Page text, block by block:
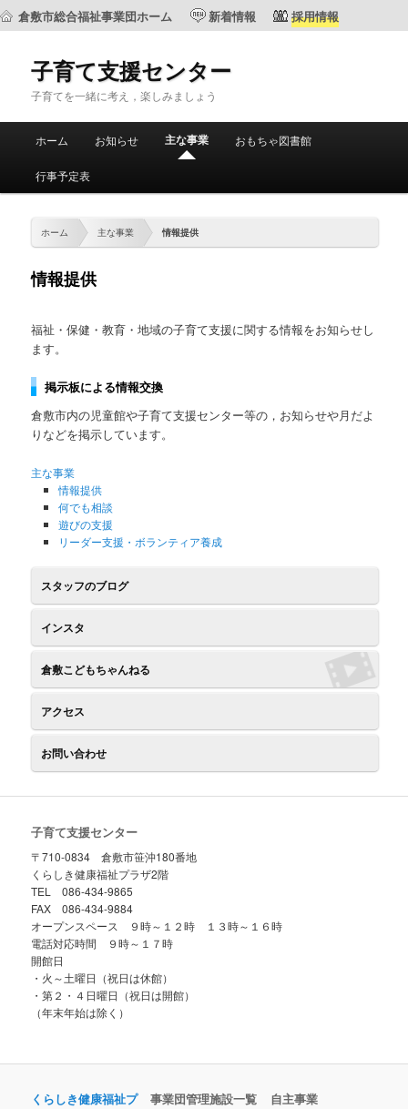
倉敷市総合福祉事業団ホーム 新着情報 採用情報
子育て支援センター
子育てを一緒に考え，楽しみましょう
メ
メ
イ
テ
ツ
移
動
サ
ブ
ン
へ
動
ホーム お知らせ 主な事業 おもちゃ図書館
行事予定表
ホーム 主な事業 情報提供
情報提供
福祉・保健・教育・地域の子育て支援に関する情報をお知らせし
ます。
掲示板による情報交換
倉敷市内の児童館や子育て支援センター等の，お知らせや月だよ
りなどを掲示しています。
主な事業
情報提供
何でも相談
遊びの支援
リーダー支援・ボランティア養成
スタッフのブログ
インスタ
倉敷こどもちゃんねる
アクセス
お問い合わせ
子育て支援センター
〒710-0834 倉敷市笹沖180番地
くらしき健康福祉プラザ2階
TEL 086-434-9865
FAX 086-434-9884
オープンスペース ９時～１２時 １３時～１６時
電話対応時間 ９時～１７時
開館日
・火～土曜日（祝日は休館）
・第２・４日曜日（祝日は開館）
（年末年始は除く）
くらしき健康福祉プ
事業団管理施設一覧
自主事業